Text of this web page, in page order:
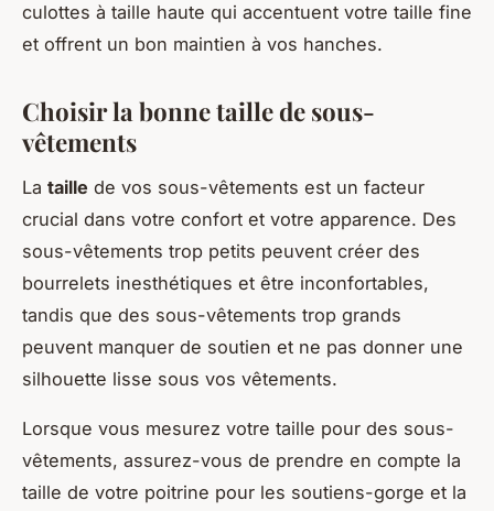
culottes à taille haute qui accentuent votre taille fine
et offrent un bon maintien à vos hanches.
Choisir la bonne taille de sous-
vêtements
La taille de vos sous-vêtements est un facteur
crucial dans votre confort et votre apparence. Des
sous-vêtements trop petits peuvent créer des
bourrelets inesthétiques et être inconfortables,
tandis que des sous-vêtements trop grands
peuvent manquer de soutien et ne pas donner une
silhouette lisse sous vos vêtements.
Lorsque vous mesurez votre taille pour des sous-
vêtements, assurez-vous de prendre en compte la
taille de votre poitrine pour les soutiens-gorge et la